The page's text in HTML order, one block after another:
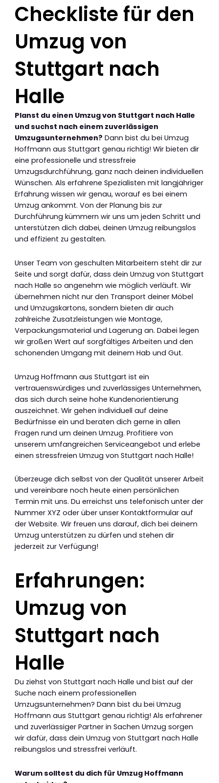
Checkliste für den
Umzug von
Stuttgart nach
Halle
Planst du einen Umzug von Stuttgart nach Halle
und suchst nach einem zuverlässigen
Umzugsunternehmen? Dann bist du bei Umzug
Hoffmann aus Stuttgart genau richtig! Wir bieten dir
eine professionelle und stressfreie
Umzugsdurchführung, ganz nach deinen individuellen
Wünschen. Als erfahrene Spezialisten mit langjähriger
Erfahrung wissen wir genau, worauf es bei einem
Umzug ankommt. Von der Planung bis zur
Durchführung kümmern wir uns um jeden Schritt und
unterstützen dich dabei, deinen Umzug reibungslos
und effizient zu gestalten.
Unser Team von geschulten Mitarbeitern steht dir zur
Seite und sorgt dafür, dass dein Umzug von Stuttgart
nach Halle so angenehm wie möglich verläuft. Wir
übernehmen nicht nur den Transport deiner Möbel
und Umzugskartons, sondern bieten dir auch
zahlreiche Zusatzleistungen wie Montage,
Verpackungsmaterial und Lagerung an. Dabei legen
wir großen Wert auf sorgfältiges Arbeiten und den
schonenden Umgang mit deinem Hab und Gut.
Umzug Hoffmann aus Stuttgart ist ein
vertrauenswürdiges und zuverlässiges Unternehmen,
das sich durch seine hohe Kundenorientierung
auszeichnet. Wir gehen individuell auf deine
Bedürfnisse ein und beraten dich gerne in allen
Fragen rund um deinen Umzug. Profitiere von
unserem umfangreichen Serviceangebot und erlebe
einen stressfreien Umzug von Stuttgart nach Halle!
Überzeuge dich selbst von der Qualität unserer Arbeit
und vereinbare noch heute einen persönlichen
Termin mit uns. Du erreichst uns telefonisch unter der
Nummer XYZ oder über unser Kontaktformular auf
der Website. Wir freuen uns darauf, dich bei deinem
Umzug unterstützen zu dürfen und stehen dir
jederzeit zur Verfügung!
Erfahrungen:
Umzug von
Stuttgart nach
Halle
Du ziehst von Stuttgart nach Halle und bist auf der
Suche nach einem professionellen
Umzugsunternehmen? Dann bist du bei Umzug
Hoffmann aus Stuttgart genau richtig! Als erfahrener
und zuverlässiger Partner in Sachen Umzug sorgen
wir dafür, dass dein Umzug von Stuttgart nach Halle
reibungslos und stressfrei verläuft.
Warum solltest du dich für Umzug Hoffmann